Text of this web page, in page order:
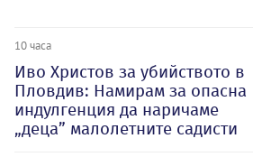
10 часа
Иво Христов за убийството в
Пловдив: Намирам за опасна
индулгенция да наричаме
„деца” малолетните садисти